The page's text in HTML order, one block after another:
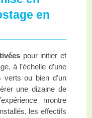
en
pour initier et
à l’échelle d’une
ou bien d’un
une dizaine de
montre
les effectifs